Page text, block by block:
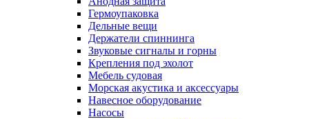
Гермоупаковка
Дельные вещи
Держатели спиннинга
Звуковые сигналы и горны
Крепления под эхолот
Мебель судовая
Морская акустика и аксессуары
Навесное оборудование
Насосы